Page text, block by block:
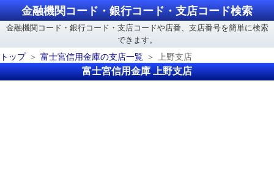
金融機関コード・銀行コード・支店コード検索
金融機関コード・銀行コード・支店コードや店番、支店番号を簡単に検索
できます。
トップ
富士宮信用金庫の支店一覧 上野支店
富士宮信用金庫 上野支店